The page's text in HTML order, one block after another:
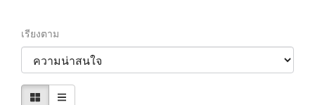
เรียงตาม